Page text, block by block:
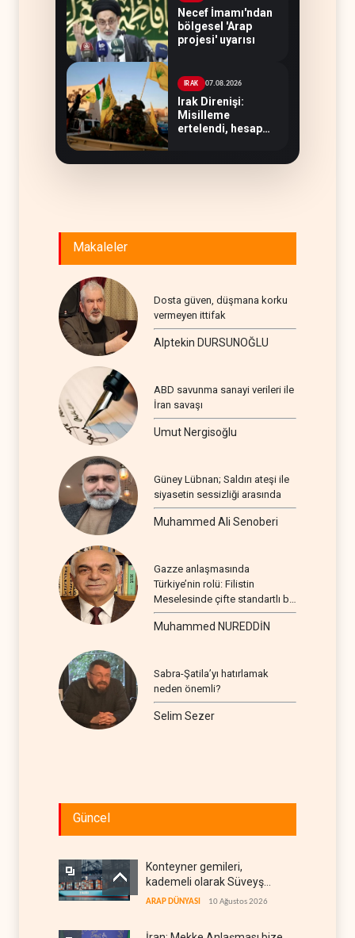
Necef İmamı'ndan
bölgesel 'Arap
projesi' uyarısı
IRAK 07.08.2026
Irak Direnişi:
Misilleme
ertelendi, hesap
Makaleler
Dosta güven, düşmana korku
vermeyen ittifak
Alptekin DURSUNOĞLU
ABD savunma sanayi verileri ile
İran savaşı
Umut Nergisoğlu
Güney Lübnan; Saldırı ateşi ile
siyasetin sessizliği arasında
Muhammed Ali Senoberi
Gazze anlaşmasında
Türkiye’nin rolü: Filistin
Meselesinde çifte standartlı bir
seyir
Muhammed NUREDDİN
Sabra-Şatila’yı hatırlamak
neden önemli?
Selim Sezer
Güncel
Konteyner gemileri,
kademeli olarak Süveyş
güzergahına dönüyor
ARAP DÜNYASI 10 Ağustos 2026